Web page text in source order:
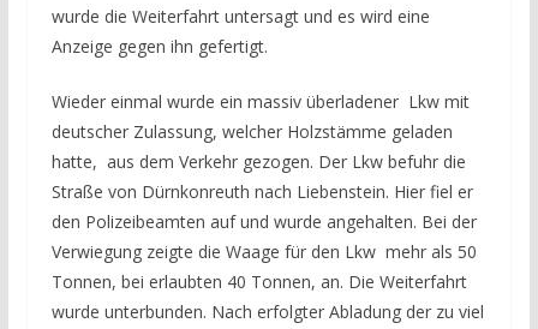
wurde die Weiterfahrt untersagt und es wird eine
Anzeige gegen ihn gefertigt.
Wieder einmal wurde ein massiv überladener Lkw mit
deutscher Zulassung, welcher Holzstämme geladen
hatte, aus dem Verkehr gezogen. Der Lkw befuhr die
Straße von Dürnkonreuth nach Liebenstein. Hier fiel er
den Polizeibeamten auf und wurde angehalten. Bei der
Verwiegung zeigte die Waage für den Lkw mehr als 50
Tonnen, bei erlaubten 40 Tonnen, an. Die Weiterfahrt
wurde unterbunden. Nach erfolgter Abladung der zu viel